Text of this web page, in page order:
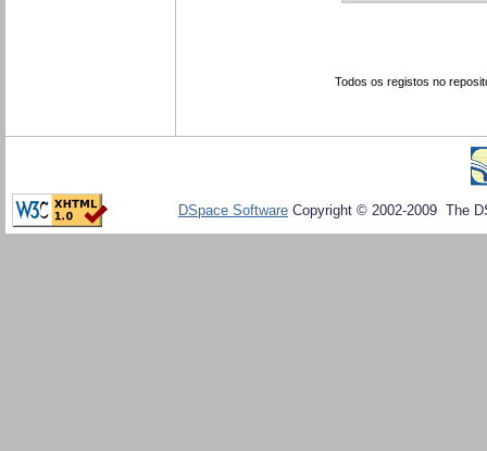
Todos os registos no
DSpace Software Copyright © 2002-2009 The